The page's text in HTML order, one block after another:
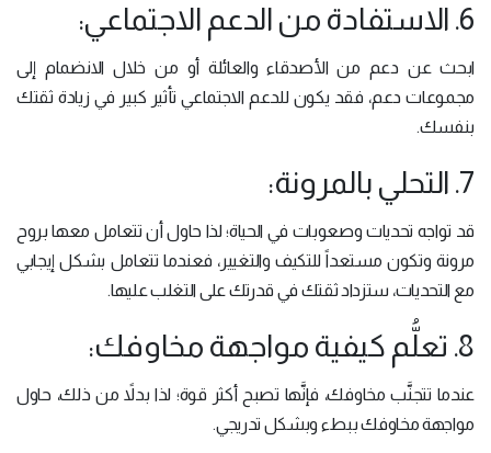
6. الاستفادة من الدعم الاجتماعي:
ابحث عن دعم من الأصدقاء والعائلة أو من خلال الانضمام إلى
مجموعات دعم، فقد يكون للدعم الاجتماعي تأثير كبير في زيادة ثقتك
بنفسك.
7. التحلي بالمرونة:
قد تواجه تحديات وصعوبات في الحياة؛ لذا حاول أن تتعامل معها بروح
مرونة وتكون مستعداً للتكيف والتغيير، فعندما تتعامل بشكل إيجابي
مع التحديات، ستزداد ثقتك في قدرتك على التغلب عليها.
8. تعلُّم كيفية مواجهة مخاوفك:
عندما تتجنَّب مخاوفك، فإنَّها تصبح أكثر قوة؛ لذا بدلاً من ذلك، حاول
مواجهة مخاوفك ببطء وبشكل تدريجي.